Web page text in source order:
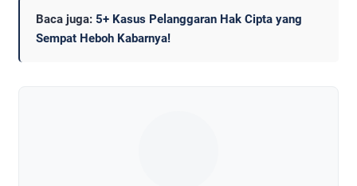
Baca juga: 5+ Kasus Pelanggaran Hak Cipta yang
Sempat Heboh Kabarnya!